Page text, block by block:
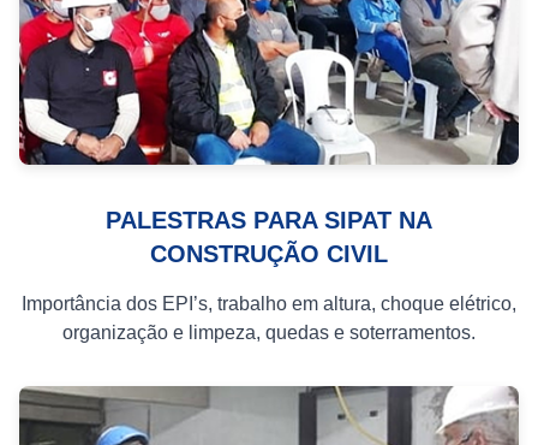
PALESTRAS PARA SIPAT NA
CONSTRUÇÃO CIVIL
Importância dos EPI’s, trabalho em altura, choque elétrico,
organização e limpeza, quedas e soterramentos.